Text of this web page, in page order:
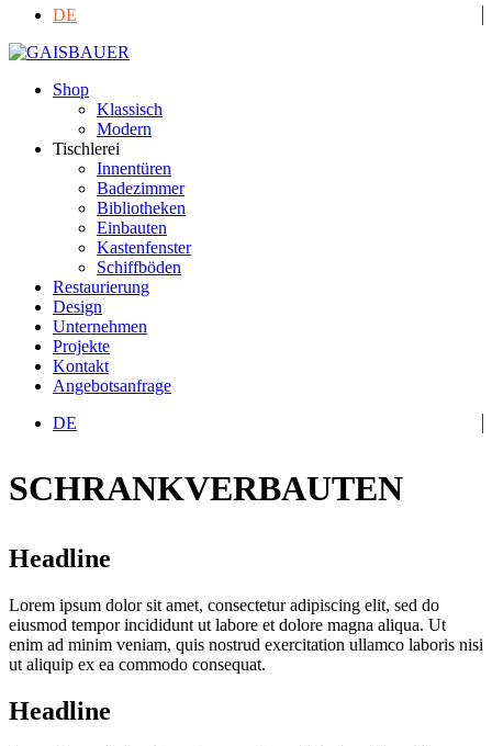
DE
Shop
Klassisch
Modern
Tischlerei
Innentüren
Badezimmer
Bibliotheken
Einbauten
Kastenfenster
Schiffböden
Restaurierung
Design
Unternehmen
Projekte
Kontakt
Angebotsanfrage
DE
SCHRANKVERBAUTEN
Headline
Lorem ipsum dolor sit amet, consectetur adipiscing elit, sed do
eiusmod tempor incididunt ut labore et dolore magna aliqua. Ut
enim ad minim veniam, quis nostrud exercitation ullamco laboris nisi
ut aliquip ex ea commodo consequat.
Headline